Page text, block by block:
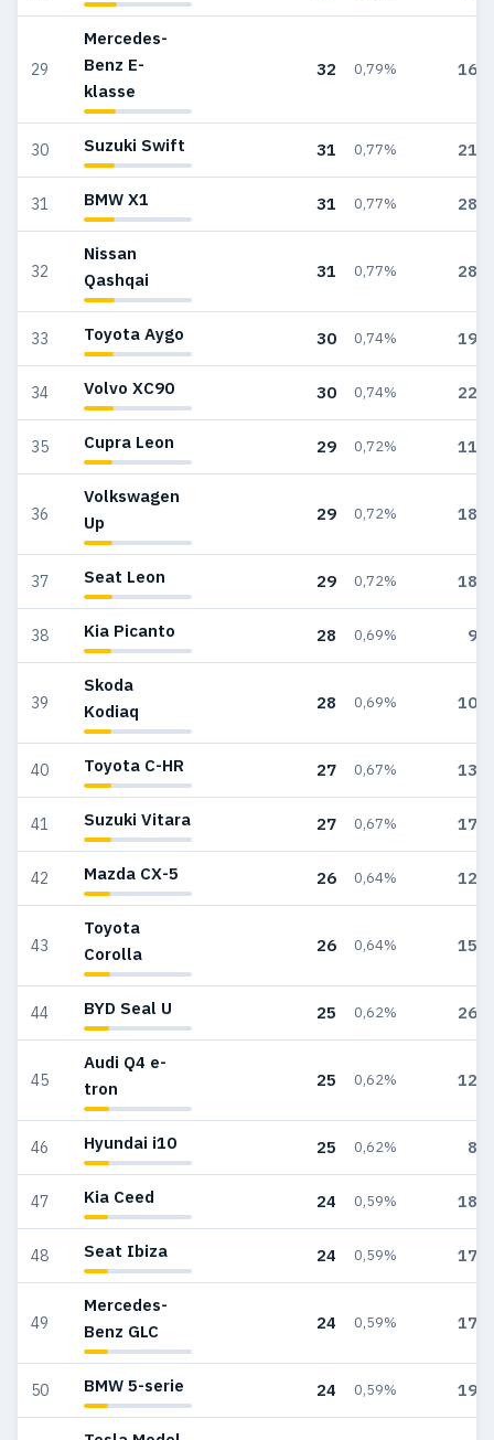
29
Mercedes-
Benz E-
klasse
32 0,79% 162
30 Suzuki Swift 31 0,77% 211
31 BMW X1 31 0,77% 286
32
Nissan
Qashqai
31 0,77% 285
33 Toyota Aygo 30 0,74% 198
34 Volvo XC90 30 0,74% 220
35 Cupra Leon 29 0,72% 115
36
Volkswagen
Up
29 0,72% 187
37 Seat Leon 29 0,72% 180
38 Kia Picanto 28 0,69% 92
39
Skoda
Kodiaq
28 0,69% 104
40 Toyota C-HR 27 0,67% 139
41 Suzuki Vitara 27 0,67% 176
42 Mazda CX-5 26 0,64% 124
43
Toyota
Corolla
26 0,64% 154
44 BYD Seal U 25 0,62% 262
45
Audi Q4 e-
tron
25 0,62% 120
46 Hyundai i10 25 0,62% 85
47 Kia Ceed 24 0,59% 184
48 Seat Ibiza 24 0,59% 177
49
Mercedes-
Benz GLC
24 0,59% 173
50 BMW 5-serie 24 0,59% 197